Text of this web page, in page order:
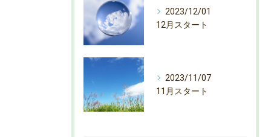
2023/12/01
12月スタート
2023/11/07
11月スタート